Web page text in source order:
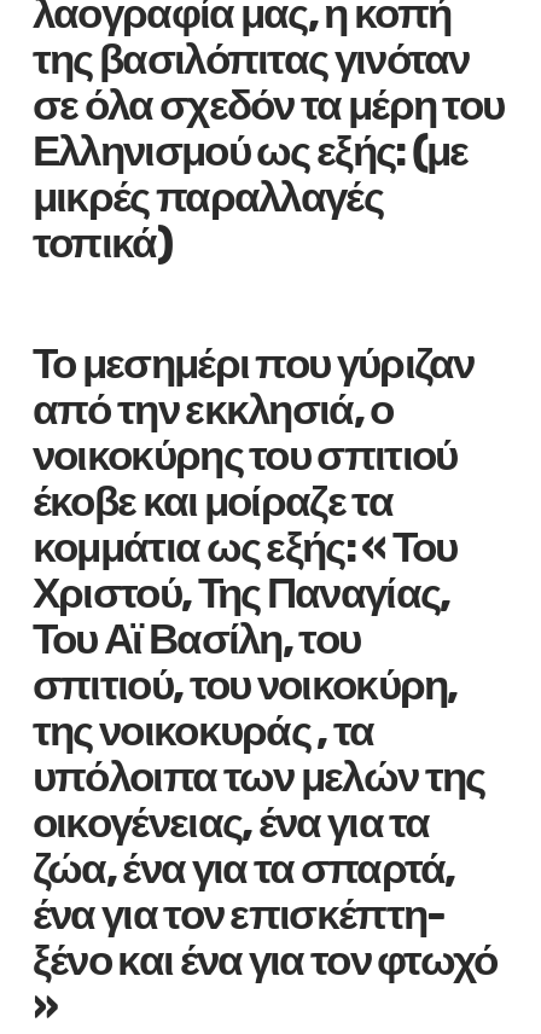
λαογραφία μας, η κοπή
της βασιλόπιτας γινόταν
σε όλα σχεδόν τα μέρη του
Ελληνισμού ως εξής: (με
μικρές παραλλαγές
τοπικά)
Το μεσημέρι που γύριζαν
από την εκκλησιά, ο
νοικοκύρης του σπιτιού
έκοβε και μοίραζε τα
κομμάτια ως εξής: « Του
Χριστού, Της Παναγίας,
Του Αϊ Βασίλη, του
σπιτιού, του νοικοκύρη,
της νοικοκυράς , τα
υπόλοιπα των μελών της
οικογένειας, ένα για τα
ζώα, ένα για τα σπαρτά,
ένα για τον επισκέπτη-
ξένο και ένα για τον φτωχό
»